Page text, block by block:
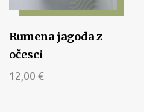
Rumena jagoda z
očesci
12,00 €